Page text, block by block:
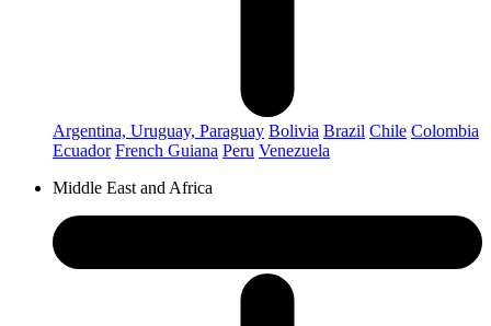
Argentina, Uruguay, Paraguay Bolivia Brazil Chile Colombia
Ecuador French Guiana Peru Venezuela
Middle East and Africa